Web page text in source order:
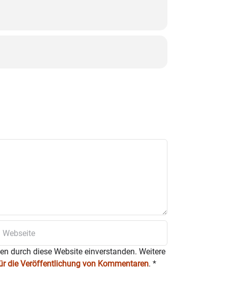
durch diese Website einverstanden. Weitere
die Veröffentlichung von Kommentaren. *